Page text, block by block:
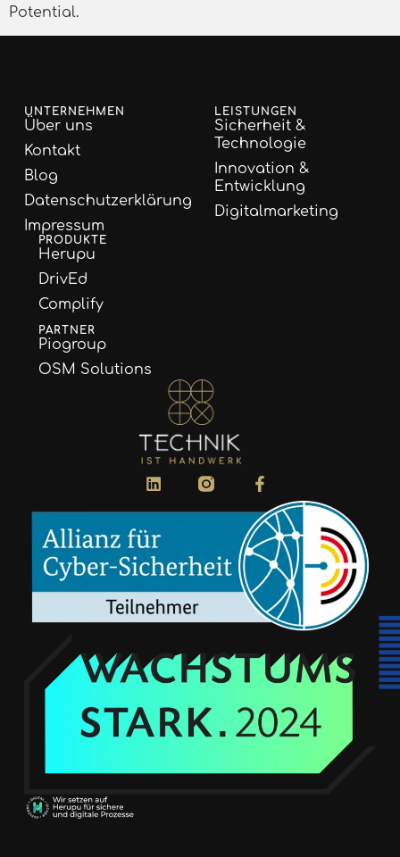
Potential.
UNTERNEHMEN
Über uns
Kontakt
Blog
Datenschutzerklärung
Impressum
LEISTUNGEN
Sicherheit &
Technologie
Innovation &
Entwicklung
Digitalmarketing
PRODUKTE
Herupu
DrivEd
Complify
PARTNER
Piogroup
OSM Solutions